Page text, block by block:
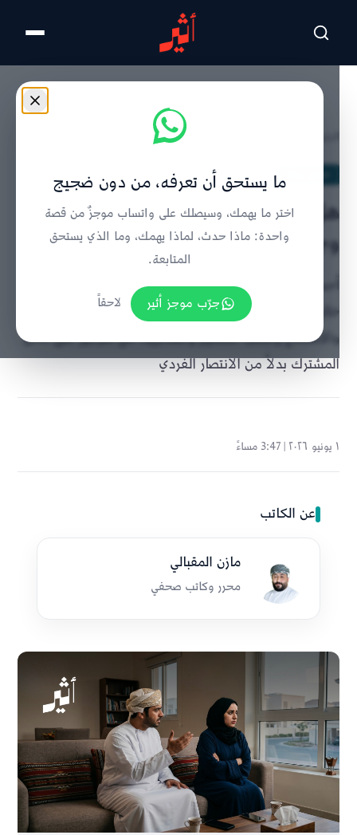
تخطى للمحتوى الرئيسي
هل الخلافات الزوجية مؤشر على
وجود مشكلة في العلاقة؟
أحمد الشبيبي يوضح أن الحياة الزوجية الناجحة ليست
خالية من الخلافات، بل تعتمد على مهارات الحوار
والاستماع وتجنب التعميم والسخرية، مع التركيز على الحل
المشترك بدلاً من الانتصار الفردي
١ يونيو ٢٠٢٦ | 3:47 مساءً
عن الكاتب
مازن المقبالي
محرر وكاتب صحفي
ما يستحق أن تعرفه، من دون ضجيج
اختر ما يهمك، وسيصلك على واتساب موجزٌ من قصة
واحدة: ماذا حدث، لماذا يهمك، وما الذي يستحق
المتابعة.
جرّب موجز أثير
لاحقاً